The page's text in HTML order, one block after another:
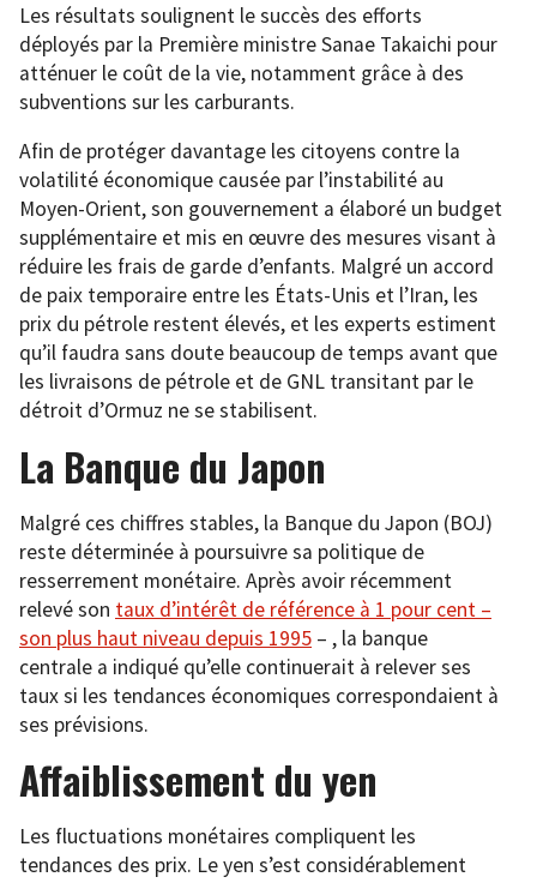
Les résultats soulignent le succès des efforts
déployés par la Première ministre Sanae Takaichi pour
atténuer le coût de la vie, notamment grâce à des
subventions sur les carburants.
Afin de protéger davantage les citoyens contre la
volatilité économique causée par l’instabilité au
Moyen-Orient, son gouvernement a élaboré un budget
supplémentaire et mis en œuvre des mesures visant à
réduire les frais de garde d’enfants. Malgré un accord
de paix temporaire entre les États-Unis et l’Iran, les
prix du pétrole restent élevés, et les experts estiment
qu’il faudra sans doute beaucoup de temps avant que
les livraisons de pétrole et de GNL transitant par le
détroit d’Ormuz ne se stabilisent.
La Banque du Japon
Malgré ces chiffres stables, la Banque du Japon (BOJ)
reste déterminée à poursuivre sa politique de
resserrement monétaire. Après avoir récemment
relevé son taux d’intérêt de référence à 1 pour cent –
son plus haut niveau depuis 1995 – , la banque
centrale a indiqué qu’elle continuerait à relever ses
taux si les tendances économiques correspondaient à
ses prévisions.
Affaiblissement du yen
Les fluctuations monétaires compliquent les
tendances des prix. Le yen s’est considérablement